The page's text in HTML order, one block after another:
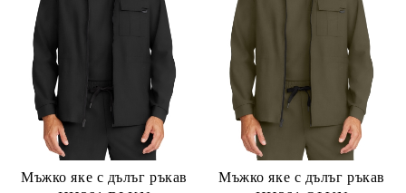
Мъжко яке с дълъг ръкав
Мъжко яке с дълъг ръкав